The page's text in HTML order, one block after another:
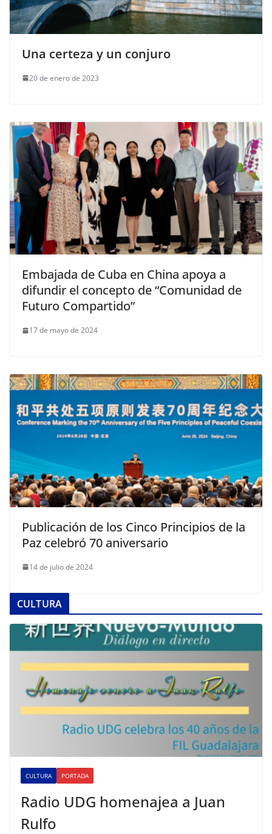
Una certeza y un conjuro
20 de enero de 2023
Embajada de Cuba en China apoya a
difundir el concepto de “Comunidad de
Futuro Compartido”
17 de mayo de 2024
Publicación de los Cinco Principios de la
Paz celebró 70 aniversario
14 de julio de 2024
CULTURA
CULTURA PORTADA
Radio UDG homenajea a Juan
Rulfo